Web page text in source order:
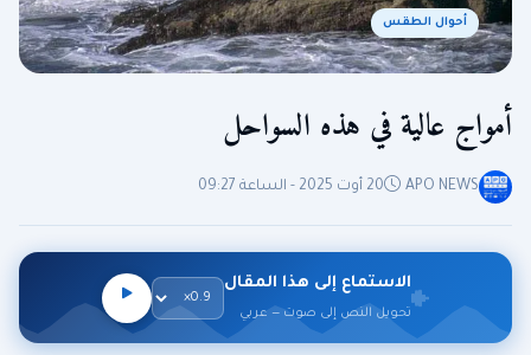
أحوال الطقس
أمواج عالية في هذه السواحل
APO NEWS 20 أوت 2025 - الساعة 09:27
الاستماع إلى هذا المقال
تحويل النص إلى صوت — عربي